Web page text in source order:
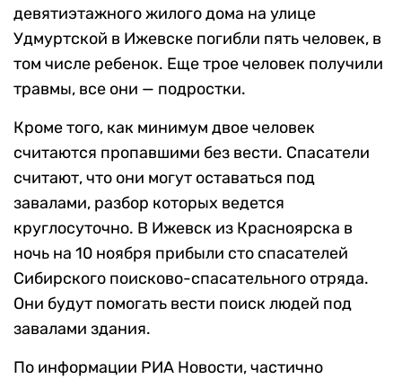
девятиэтажного жилого дома на улице
Удмуртской в Ижевске погибли пять человек, в
том числе ребенок. Еще трое человек получили
травмы, все они — подростки.
Кроме того, как минимум двое человек
считаются пропавшими без вести. Спасатели
считают, что они могут оставаться под
завалами, разбор которых ведется
круглосуточно. В Ижевск из Красноярска в
ночь на 10 ноября прибыли сто спасателей
Сибирского поисково-спасательного отряда.
Они будут помогать вести поиск людей под
завалами здания.
По информации РИА Новости, частично